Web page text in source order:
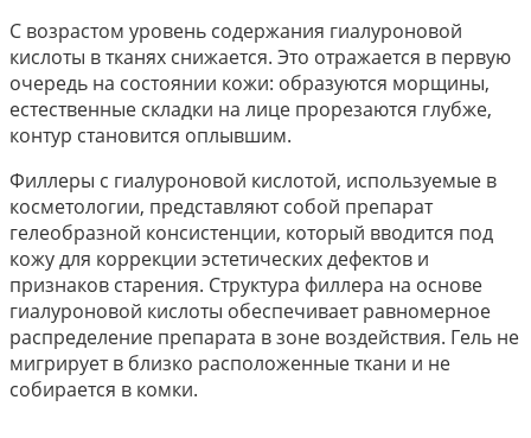
С возрастом уровень содержания гиалуроновой
кислоты в тканях снижается. Это отражается в первую
очередь на состоянии кожи: образуются морщины,
естественные складки на лице прорезаются глубже,
контур становится оплывшим.
Филлеры с гиалуроновой кислотой, используемые в
косметологии, представляют собой препарат
гелеобразной консистенции, который вводится под
кожу для коррекции эстетических дефектов и
признаков старения. Структура филлера на основе
гиалуроновой кислоты обеспечивает равномерное
распределение препарата в зоне воздействия. Гель не
мигрирует в близко расположенные ткани и не
собирается в комки.